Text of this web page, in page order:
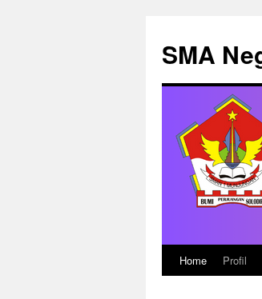
content
SMA
Home Profil